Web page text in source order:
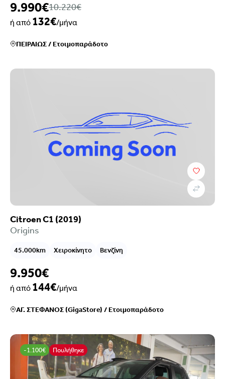
9.990€10.220€
ή από 132€/μήνα
ΠΕΙΡΑΙΩΣ/Ετοιμοπαράδοτο
Citroen C1 (2019)
Origins
45.000km Χειροκίνητο Βενζίνη
9.950€
ή από 144€/μήνα
ΑΓ. ΣΤΕΦΑΝΟΣ (GigaStore) /Ετοιμοπαράδοτο
-1.100€ Πουλήθηκε